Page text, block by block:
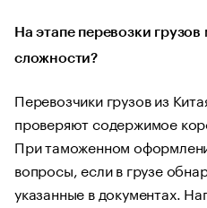
На этапе перевозки грузов
сложности?
Перевозчики грузов из
проверяют содержимое
При таможенном
вопросы, если в грузе
указанные в документах.